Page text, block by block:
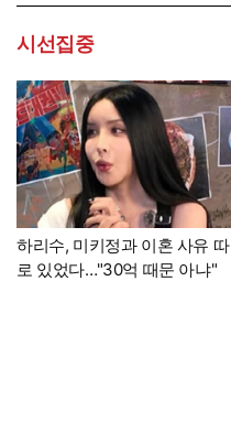
시선집중
하리수, 미키정과 이혼 사유 따
로 있었다…"30억 때문 아냐"